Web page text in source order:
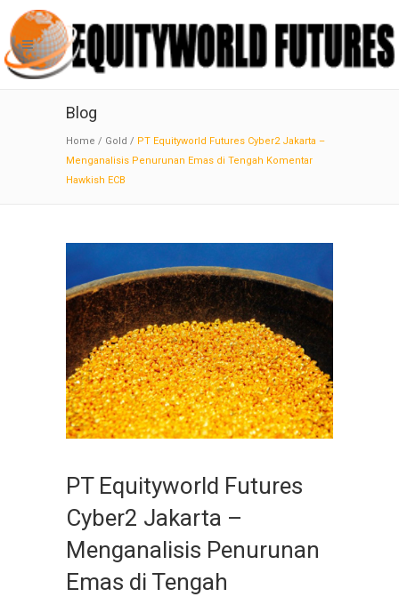
Blog
Home / Gold / PT Equityworld Futures Cyber2 Jakarta –
Menganalisis Penurunan Emas di Tengah Komentar
Hawkish ECB
PT Equityworld Futures
Cyber2 Jakarta –
Menganalisis Penurunan
Emas di Tengah